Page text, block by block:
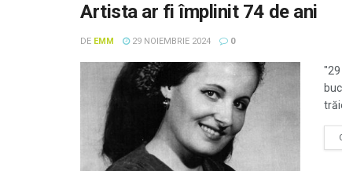
Artista ar fi împlinit 74 de ani
DE EMM 29 NOIEMBRIE 2024 0